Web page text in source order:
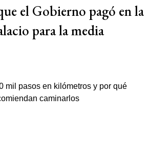
el Gobierno pagó en la
para la media